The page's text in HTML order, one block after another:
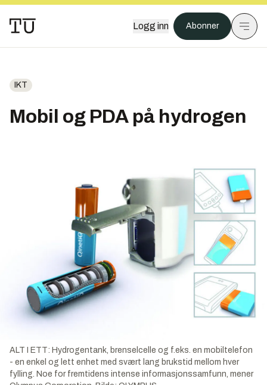
Logg inn Abonner
IKT
Mobil og PDA på hydrogen
ALT I ETT: Hydrogentank, brenselcelle og f.eks. en mobiltelefon
- en enkel og lett enhet med svært lang brukstid mellom hver
fylling. Noe for fremtidens intense informasjonssamfunn, mener